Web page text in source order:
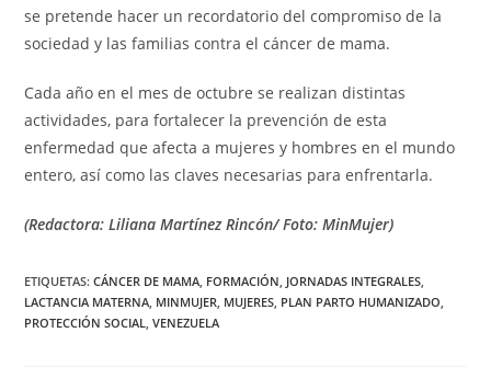
se pretende hacer un recordatorio del compromiso de la
sociedad y las familias contra el cáncer de mama.
Cada año en el mes de octubre se realizan distintas
actividades, para fortalecer la prevención de esta
enfermedad que afecta a mujeres y hombres en el mundo
entero, así como las claves necesarias para enfrentarla.
(Redactora: Liliana Martínez Rincón/ Foto: MinMujer)
ETIQUETAS:CÁNCER DE MAMA FORMACIÓN JORNADAS INTEGRALES
LACTANCIA MATERNA MINMUJER MUJERES PLAN PARTO HUMANIZADO
PROTECCIÓN SOCIAL
VENEZUELA